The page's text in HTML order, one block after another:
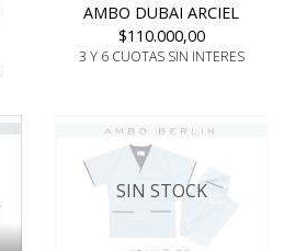
AMBO DUBAI ARCIEL
$110.000,00
3 Y 6 CUOTAS SIN INTERES
SIN STOCK